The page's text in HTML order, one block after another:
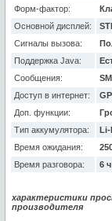
Форм-фактор:
Основной дисплей:
Сигналы вызова:
Поддержка Java:
Сообщения:
Доступ в интернет:
Доп. функции:
Тип аккумулятора:
Li-
Время ожидания:
Время разговора:
6 ч
характеристики
производителя